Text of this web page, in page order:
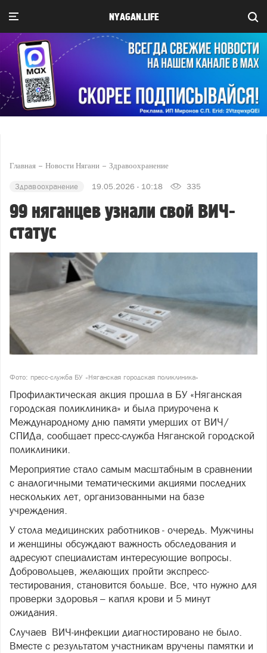
NYAGAN.LIFE
Главная Новости Нягани Здравоохранение
Здравоохранение 19.05.2026 - 10:18 335
99 няганцев узнали свой ВИЧ-
статус
Фото: пресс-служба БУ «Няганская городская поликлиника»
Профилактическая акция прошла в БУ «Няганская
городская поликлиника» и была приурочена к
Международному дню памяти умерших от ВИЧ/
СПИДа, сообщает пресс-служба Няганской городской
поликлиники.
Мероприятие стало самым масштабным в сравнении
с аналогичными тематическими акциями последних
нескольких лет, организованными на базе
учреждения.
У стола медицинских работников - очередь. Мужчины
и женщины обсуждают важность обследования и
адресуют специалистам интересующие вопросы.
Добровольцев, желающих пройти экспресс-
тестирования, становится больше. Все, что нужно для
проверки здоровья – капля крови и 5 минут
ожидания.
Случаев ВИЧ-инфекции диагностировано не было.
Вместе с результатом участникам вручены памятки и